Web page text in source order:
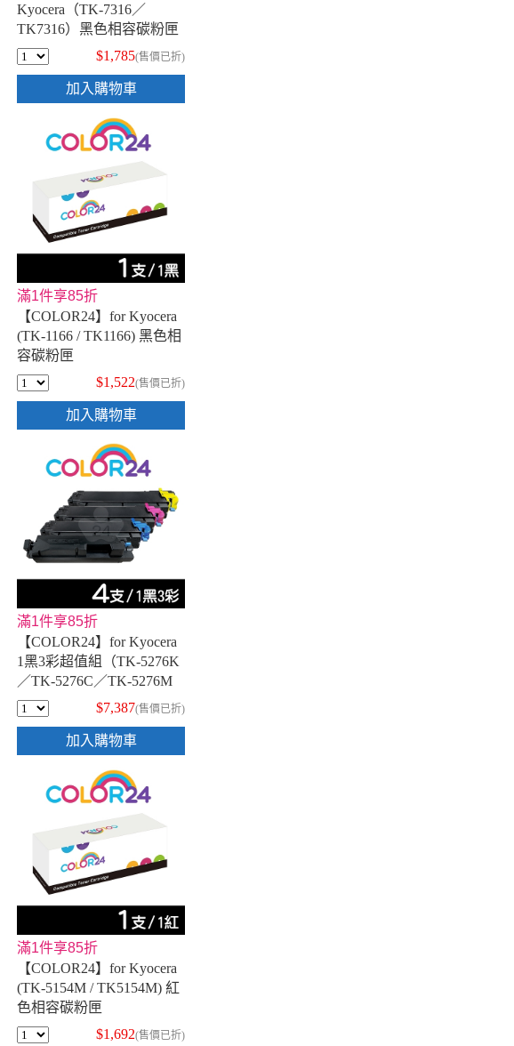
Kyocera（TK-7316／
TK7316）黑色相容碳粉匣
$1,785(售價已折)
加入購物車
滿1件享85折
【COLOR24】for Kyocera
(TK-1166 / TK1166) 黑色相
容碳粉匣
$1,522(售價已折)
加入購物車
滿1件享85折
【COLOR24】for Kyocera
1黑3彩超值組（TK-5276K
／TK-5276C／TK-5276M
／TK-5276Y）相容碳粉匣
$7,387(售價已折)
加入購物車
滿1件享85折
【COLOR24】for Kyocera
(TK-5154M / TK5154M) 紅
色相容碳粉匣
$1,692(售價已折)